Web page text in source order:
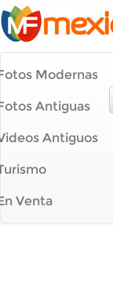
Modernas
Antiguas
Antiguos
Venta